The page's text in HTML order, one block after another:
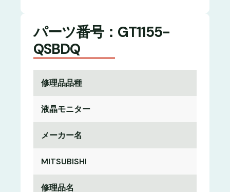
パーツ番号：GT1155-
QSBDQ
修理品品種
液晶モニター
メーカー名
MITSUBISHI
修理品名